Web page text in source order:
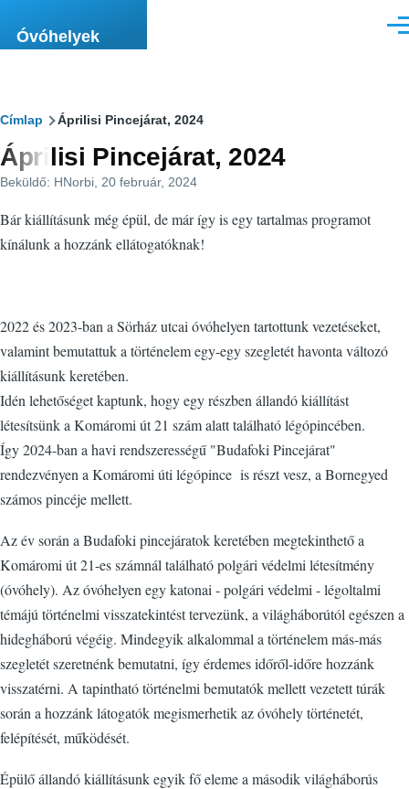
Óvóhelyek
Morzsa
Címlap Áprilisi Pincejárat, 2024
Áprilisi Pincejárat, 2024
Beküldő: HNorbi , 20 február, 2024
Bár kiállításunk még épül, de már így is egy tartalmas programot
kínálunk a hozzánk ellátogatóknak!
2022 és 2023-ban a Sörház utcai óvóhelyen tartottunk vezetéseket,
valamint bemutattuk a történelem egy-egy szegletét havonta változó
kiállításunk keretében.
Idén lehetőséget kaptunk, hogy egy részben állandó kiállítást
létesítsünk a Komáromi út 21 szám alatt található légópincében.
Így 2024-ban a havi rendszerességű "Budafoki Pincejárat"
rendezvényen a Komáromi úti légópince is részt vesz, a Bornegyed
számos pincéje mellett.
Az év során a Budafoki pincejáratok keretében megtekinthető a
Komáromi út 21-es számnál található polgári védelmi létesítmény
(óvóhely). Az óvóhelyen egy katonai - polgári védelmi - légoltalmi
témájú történelmi visszatekintést tervezünk, a világháborútól egészen a
hidegháború végéig. Mindegyik alkalommal a történelem más-más
szegletét szeretnénk bemutatni, így érdemes időről-időre hozzánk
visszatérni. A tapintható történelmi bemutatók mellett vezetett túrák
során a hozzánk látogatók megismerhetik az óvóhely történetét,
felépítését, működését.
Épülő állandó kiállításunk egyik fő eleme a második világháborús